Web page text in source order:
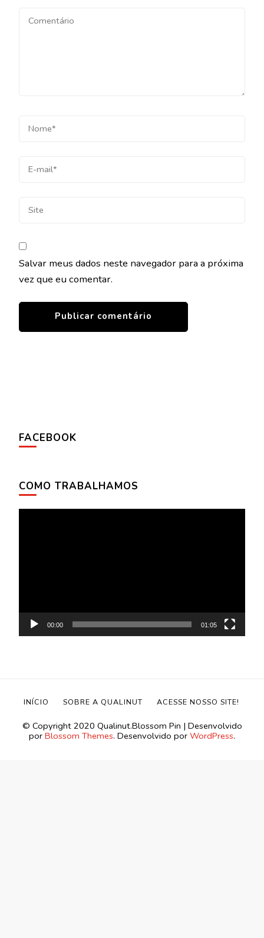
Salvar meus dados neste navegador para a próxima
vez que eu comentar.
FACEBOOK
COMO TRABALHAMOS
00:00 01:05
©️ Copyright 2020 Qualinut.Blossom Pin | Desenvolvido
por Blossom Themes. Desenvolvido por WordPress.
INÍCIO SOBRE A QUALINUT ACESSE NOSSO SITE!